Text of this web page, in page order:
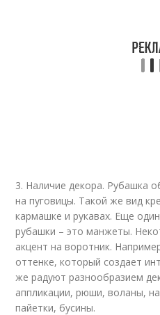
3. Наличие декора. Рубашка
на пуговицы. Такой же вид
кармашке и рукавах. Еще
рубашки – это манжеты.
акцент на воротник.
оттенке, который создает
же радуют разнообразием
аппликации, рюши, воланы,
пайетки, бусины.